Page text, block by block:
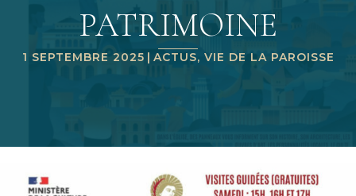
PATRIMOINE
1 SEPTEMBRE 2025 | ACTUS, VIE DE LA PAROISSE